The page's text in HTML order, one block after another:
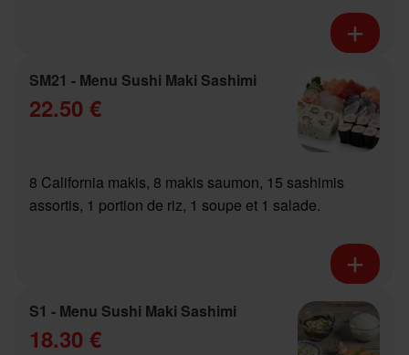
SM21 - Menu Sushi Maki Sashimi
22.50 €
8 California makis, 8 makis saumon, 15 sashimis
assortis, 1 portion de riz, 1 soupe et 1 salade.
S1 - Menu Sushi Maki Sashimi
18.30 €